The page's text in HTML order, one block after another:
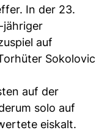
In der 23.
jähriger
auf
Sokolovic
auf der
solo auf
eiskalt.